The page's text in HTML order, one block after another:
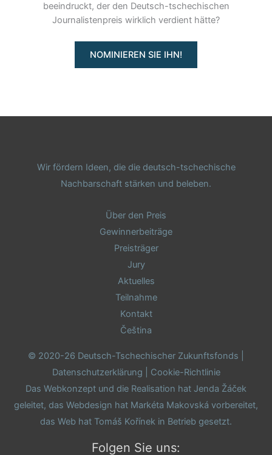
beeindruckt, der den Deutsch-tschechischen
Journalistenpreis wirklich verdient hätte?
NOMINIEREN SIE IHN!
Wir fördern Ideen, die die deutsch-tschechische
Nachbarschaft stärken und beleben.
Über den Preis
Gewinnerbeiträge
Preisträger
Jury
Aktuelles
Teilnahme
Kontakt
Čeština
© 2020-26 Deutsch-Tschechischer Zukunftsfonds |
Datenschutzerklärung
Cookie-Richtlinie
Das Webkonzept und die Realisation hat Jenda Žáček
geleitet, das Webdesign hat Markéta Makovská vorbereitet,
das Web hat Tomáš Kořínek in Betrieb gesetzt.
Folgen Sie uns: